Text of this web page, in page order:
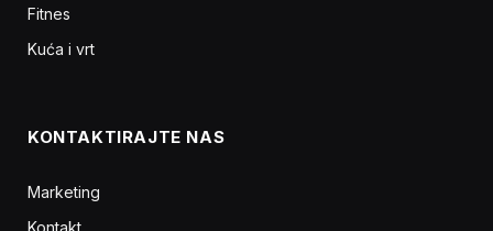
Fitnes
Kuća i vrt
KONTAKTIRAJTE NAS
Marketing